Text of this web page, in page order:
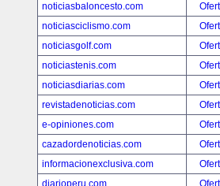
noticiasbaloncesto.com
noticiasciclismo.com
noticiasgolf.com
noticiastenis.com
noticiasdiarias.com
revistadenoticias.com
e-opiniones.com
cazadordenoticias.com
informacionexclusiva.com
diarioperu.com